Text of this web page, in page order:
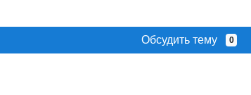
Обсудить тему 0